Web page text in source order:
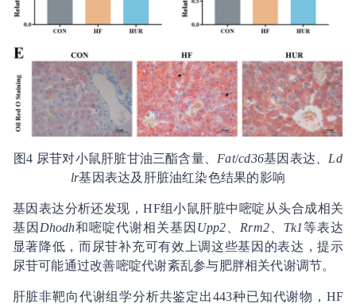
图4 尿苷对小鼠肝脏甘油三酯含量、 Fat/cd36基因表达、 Ld
lr基因表达及肝脏油红染色结果的影响
基因表达分析还发现，HF组小鼠肝脏中嘧啶从头合成相关
基因 Dhodh和嘧啶代谢相关基因 Upp2 Rrm2 Tk1等表达
显著降低，而尿苷补充可有效上调这些基因的表达，提示
尿苷可能通过改善嘧啶代谢紊乱参与肥胖相关代谢调节。
肝脏非靶向代谢组学分析共鉴定出443种已知代谢物，HF